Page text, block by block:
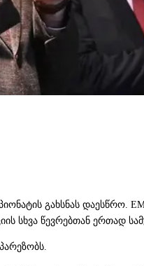
გახსნას დაესწრო.
სხვა წევრებთან ერთად